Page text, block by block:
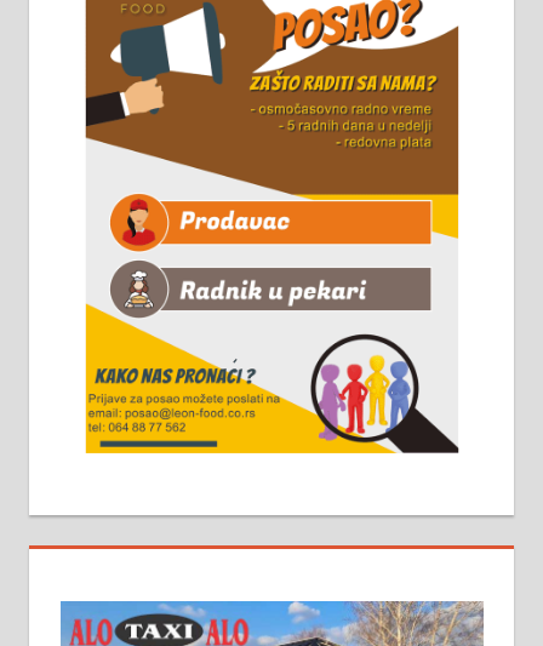
Чистим све врсте димњака.
061/32-13-445